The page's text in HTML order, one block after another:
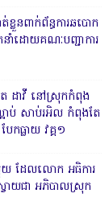
នពាក់ព័ន្ធការឆបោក
កនាំដោយគណៈបញ្ជាការ
ដាវី នៅស្រុកកំពុង
អាប់ សាប់រអិល កំពុងតែ
កធ្លាយ វគ្គ១
អុយ ដែលលោក អធិការ
ាយជា អភិបាលស្រុក